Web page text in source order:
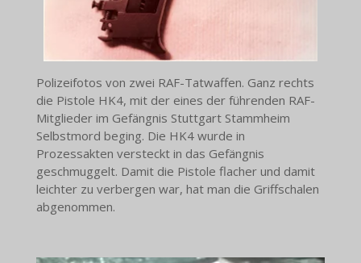
Polizeifotos von zwei RAF-Tatwaffen. Ganz rechts
die Pistole HK4, mit der eines der führenden RAF-
Mitglieder im Gefängnis Stuttgart Stammheim
Selbstmord beging. Die HK4 wurde in
Prozessakten versteckt in das Gefängnis
geschmuggelt. Damit die Pistole flacher und damit
leichter zu verbergen war, hat man die Griffschalen
abgenommen.